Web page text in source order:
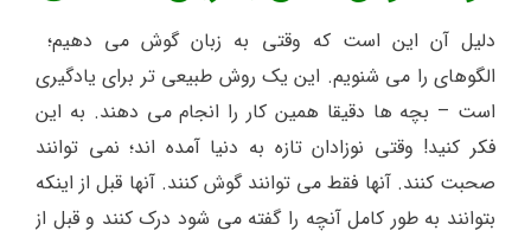
دلیل آن این است که وقتی به زبان گوش می دهیم؛
الگوهای را می شنویم. این یک روش طبیعی تر برای یادگیری
است – بچه ها دقیقا همین کار را انجام می دهند. به این
فکر کنید! وقتی نوزادان تازه به دنیا آمده اند؛ نمی توانند
صحبت کنند. آنها فقط می توانند گوش کنند. آنها قبل از اینکه
بتوانند به طور کامل آنچه را گفته می شود درک کنند و قبل از